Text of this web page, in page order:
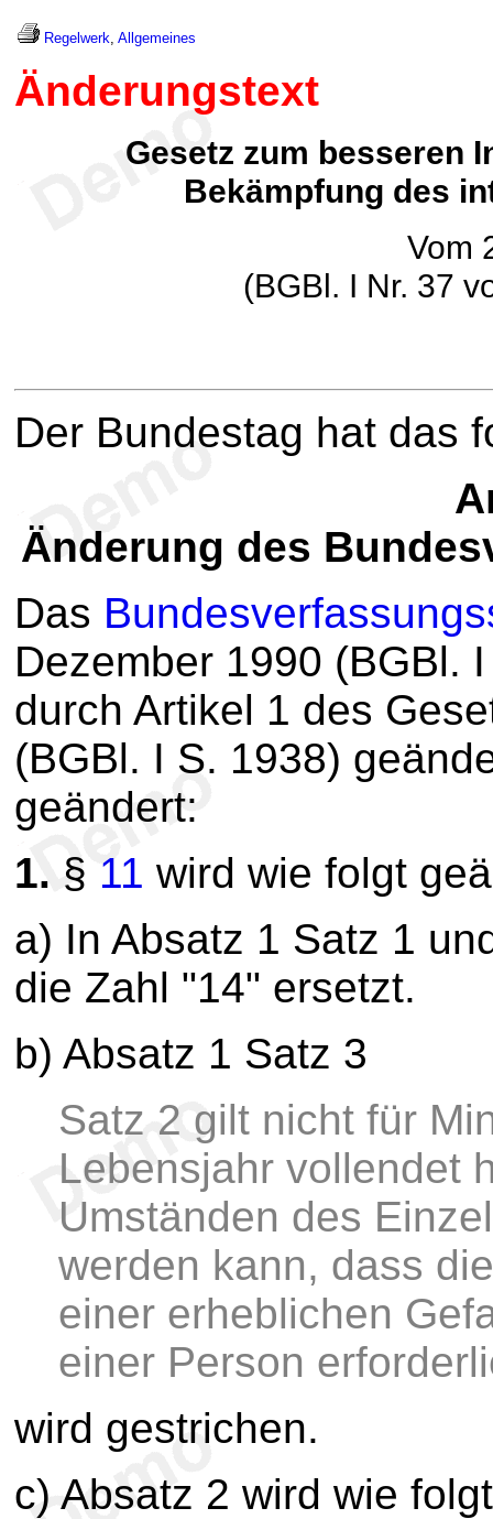
Regelwerk, Allgemeines
Änderungstext
Gesetz zum besseren
Bekämpfung des
Vom
(BGBl. I Nr. 37
Der Bundestag hat das
Änderung des
Das
Dezember 1990 (BGBl.
durch Artikel 1 des
(BGBl. I S. 1938)
geändert:
1. § 11 wird wie folgt
a) In Absatz 1 Satz 1
die Zahl "14" ersetzt.
b) Absatz 1 Satz 3
Satz 2 gilt nicht für
Lebensjahr vollendet
Umständen des
werden kann, dass
einer erheblichen
einer Person
wird gestrichen.
c) Absatz 2 wird wie